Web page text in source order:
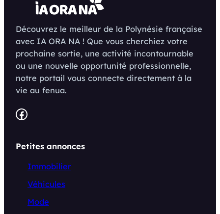
Découvrez le meilleur de la Polynésie française
avec IA ORA NA ! Que vous cherchiez votre
prochaine sortie, une activité incontournable
ou une nouvelle opportunité professionnelle,
notre portail vous connecte directement à la
vie au fenua.
Facebook
Petites annonces
Immobilier
Véhicules
Mode